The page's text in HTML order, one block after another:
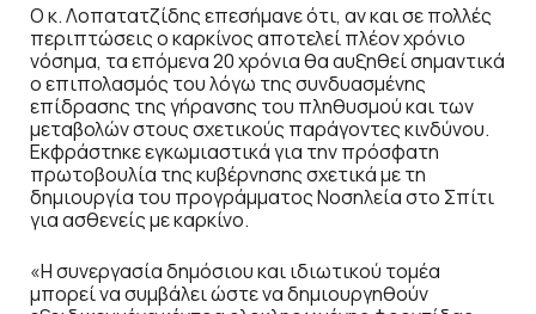
Ο κ. Λοπατατζίδης επεσήμανε ότι, αν και σε πολλές
περιπτώσεις ο καρκίνος αποτελεί πλέον χρόνιο
νόσημα, τα επόμενα 20 χρόνια θα αυξηθεί σημαντικά
ο επιπολασμός του λόγω της συνδυασμένης
επίδρασης της γήρανσης του πληθυσμού και των
μεταβολών στους σχετικούς παράγοντες κινδύνου.
Εκφράστηκε εγκωμιαστικά για την πρόσφατη
πρωτοβουλία της κυβέρνησης σχετικά με τη
δημιουργία του προγράμματος Νοσηλεία στο Σπίτι
για ασθενείς με καρκίνο.
«Η συνεργασία δημόσιου και ιδιωτικού τομέα
μπορεί να συμβάλει ώστε να δημιουργηθούν